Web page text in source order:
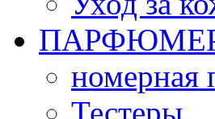
номерная
Тестеры